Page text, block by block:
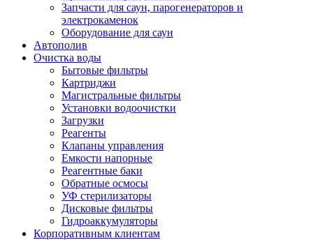
Запчасти для саун, парогенераторов и
электрокаменок
Оборудование для саун
Автополив
Очистка воды
Бытовые фильтры
Картриджи
Магистральные фильтры
Установки водоочистки
Загрузки
Реагенты
Клапаны управления
Емкости напорные
Реагентные баки
Обратные осмосы
УФ стерилизаторы
Дисковые фильтры
Гидроаккумуляторы
Корпоративным клиентам